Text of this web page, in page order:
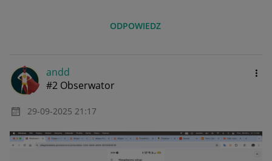
ODPOWIEDZ
andd
#2 Obserwator
‎29-09-2025 21:17